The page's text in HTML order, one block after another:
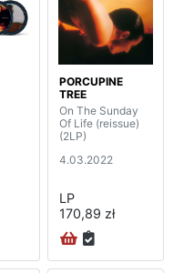
PORCUPINE
TREE
On The Sunday
Of Life (reissue)
(2LP)
4.03.2022
LP
170,89 zł